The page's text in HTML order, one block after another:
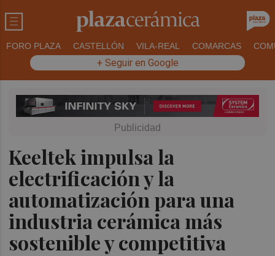
FORO PLAZA CASTELLÓN VILA-REAL COMARCAS
+ Seguir en Google
Keeltek impulsa la
electrificación y la
automatización para una
industria cerámica más
sostenible y competitiva